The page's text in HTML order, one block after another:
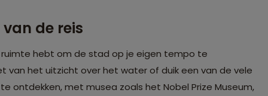
de reis
ruimte hebt om de stad op je eigen tempo te
van het uitzicht over het water of duik een van de vele
ontdekken, met musea zoals het Nobel Prize Museum,